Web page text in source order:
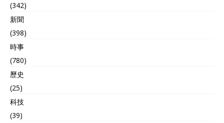
(342)
新聞
(398)
時事
(780)
歷史
(25)
科技
(39)